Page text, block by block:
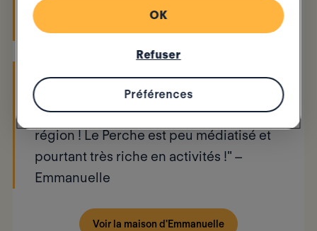
Mortagne au Perche, Bellême, le Haras
du Pin, la Chapelle Montligeon…
marchés de producteurs, après-midi
chez les brocanteurs typiques de notre
région ! Le Perche est peu médiatisé et
pourtant très riche en activités !" –
Emmanuelle
Voir la maison d'Emmanuelle
Préférences
Refuser
OK